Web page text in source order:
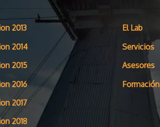
2013
2014
2015
2016
2017
2018
El Lab
Servicios
Asesores
Formación